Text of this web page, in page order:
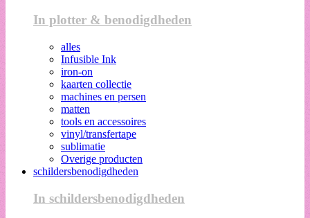
In plotter & benodigdheden
alles
Infusible Ink
iron-on
kaarten collectie
machines en persen
matten
tools en accessoires
vinyl/transfertape
sublimatie
Overige producten
schildersbenodigdheden
In schildersbenodigdheden